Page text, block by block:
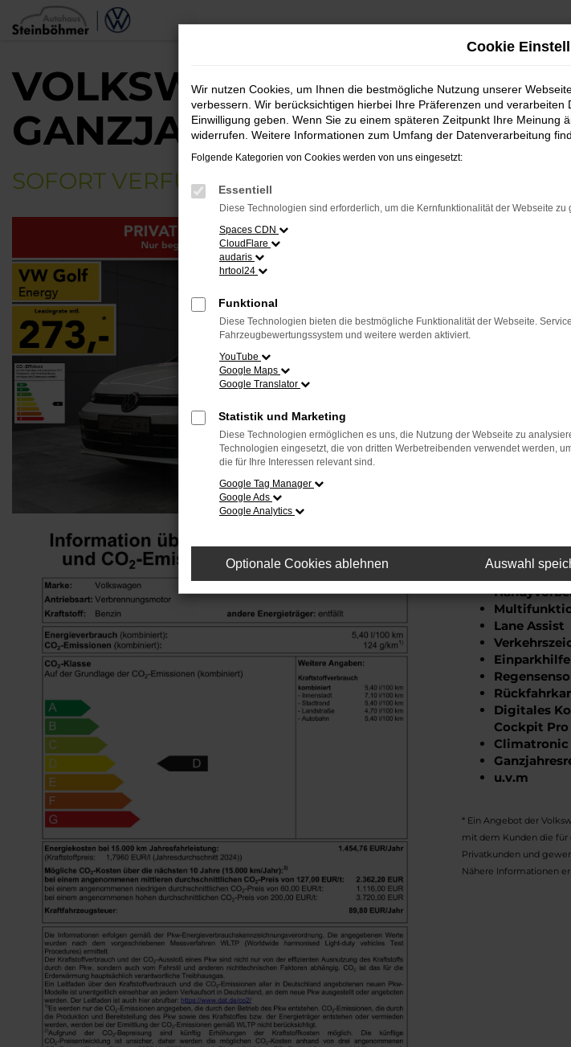
Zum
Hauptinhalt
VOLKSWAGEN GOLF
GANZJAHRESREIFEN,
SOFORT VERFÜGBARER LAGERWAGEN
Für andere
Lane Assist
Digitales
Cockpit Pro
Climatronic
u.v.m
* Ein Angebot der
mit dem Kunden die für
Privatkunden und
Nähere Informationen
Cookie
Wir nutzen Cookies, um Ihnen die bestmögliche Nutzung unserer
verbessern. Wir berücksichtigen hierbei Ihre Präferenzen und
Einwilligung geben. Wenn Sie zu einem späteren Zeitpunkt Ihre Meinung
widerrufen. Weitere Informationen zum Umfang der Datenverarbeitung
Folgende Kategorien von Cookies werden von uns eingesetzt:
Essentiell
Diese Technologien sind erforderlich, um die Kernfunktionalität der Webseite zu
Spaces CDN
CloudFlare
audaris
hrtool24
Funktional
Diese Technologien bieten die bestmögliche Funktionalität der Webseite.
Fahrzeugbewertungssystem und weitere werden aktiviert.
YouTube
Google Maps
Google Translator
Statistik und Marketing
Diese Technologien ermöglichen es uns, die Nutzung der Webseite zu
Technologien eingesetzt, die von dritten Werbetreibenden verwendet werden,
die für Ihre Interessen relevant sind.
Google Tag Manager
Google Ads
Google Analytics
Optionale Cookies ablehnen Auswahl